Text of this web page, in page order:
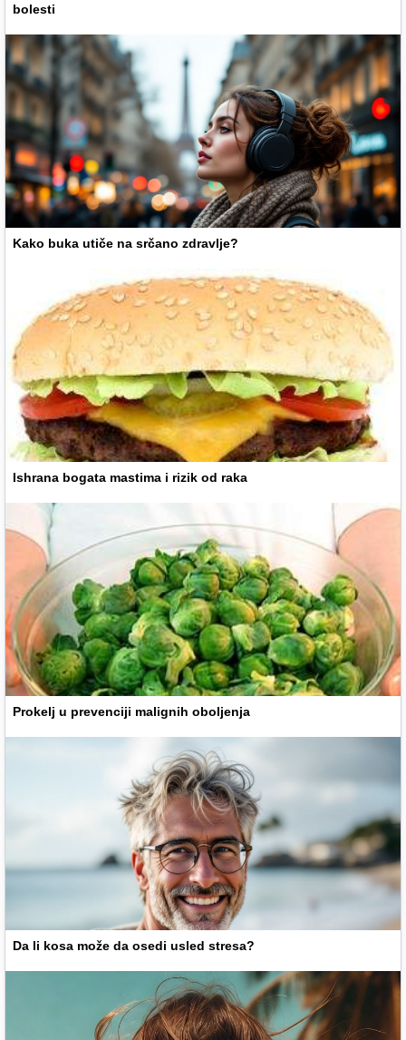
bolesti
Kako buka utiče na srčano zdravlje?
Ishrana bogata mastima i rizik od raka
Prokelj u prevenciji malignih oboljenja
Da li kosa može da osedi usled stresa?